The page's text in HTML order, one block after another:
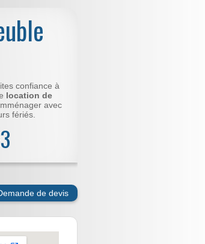
confiance à
location de
avec
fériés.
de devis